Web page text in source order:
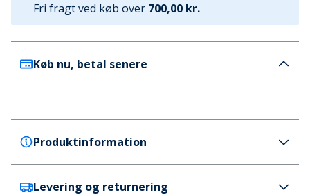
Fri fragt ved køb over 700,00 kr.
Køb nu, betal senere
Produktinformation
SKECHERS
Levering og returnering